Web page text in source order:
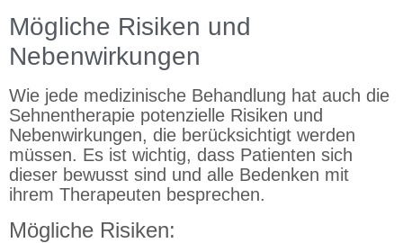
Mögliche Risiken und
Nebenwirkungen
Wie jede medizinische Behandlung hat auch die
Sehnentherapie potenzielle Risiken und
Nebenwirkungen, die berücksichtigt werden
müssen. Es ist wichtig, dass Patienten sich
dieser bewusst sind und alle Bedenken mit
ihrem Therapeuten besprechen.
Mögliche Risiken: